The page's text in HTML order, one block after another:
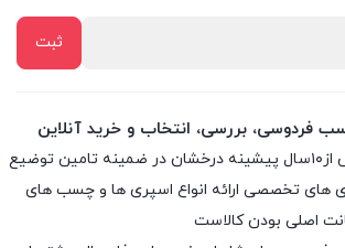
فردوسی، بررسی، انتخاب و خرید آنلاین
چسب فردوسی با بیش از۱۰سال پیشینه درخشان در ضمینه تامین توضیع
تخصصی ارائه انواع اسپری ها و چسب های
اصلی بودن کالاست